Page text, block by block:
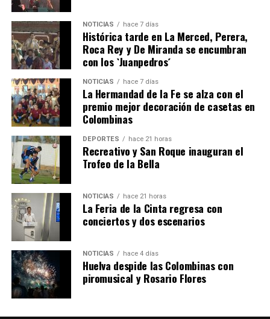
SEXTA CORRIDA DE LAS FIESTAS COLOMBINAS
2026
hace 4 días· Huelvatv
NOTICIAS hace 7 días
Histórica tarde en La Merced, Perera,
Roca Rey y De Miranda se encumbran
con los `Juanpedros´
NOTICIAS hace 7 días
La Hermandad de la Fe se alza con el
premio mejor decoración de casetas en
Colombinas
DEPORTES hace 21 horas
Recreativo y San Roque inauguran el
Trofeo de la Bella
NOTICIAS hace 21 horas
La Feria de la Cinta regresa con
conciertos y dos escenarios
NOTICIAS hace 4 días
Huelva despide las Colombinas con
piromusical y Rosario Flores